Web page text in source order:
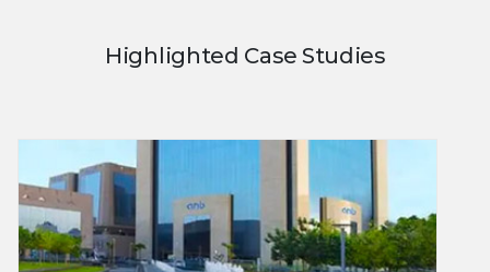
Highlighted Case Studies